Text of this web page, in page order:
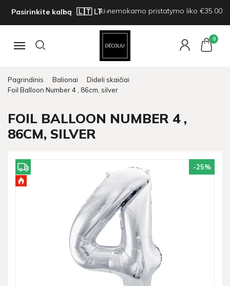
Pasirinkite kalbą Iki nemokamo pristatymo liko €35.00
Navigacija
0
Pagrindinis Balionai
Dideli skaičiai
Foil Balloon Number 4 , 86cm, silver
FOIL BALLOON NUMBER 4 ,
86CM, SILVER
-25%